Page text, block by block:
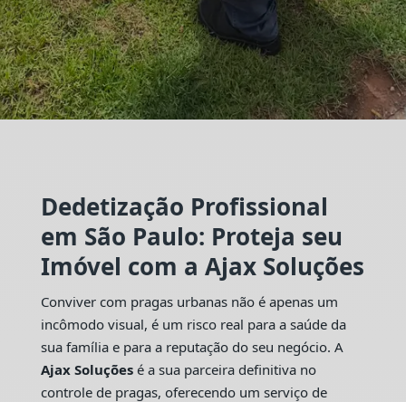
Dedetização Profissional
em São Paulo: Proteja seu
Imóvel com a Ajax Soluções
Conviver com pragas urbanas não é apenas um
incômodo visual, é um risco real para a saúde da
sua família e para a reputação do seu negócio. A
Ajax Soluçõesé a sua parceira definitiva no
controle de pragas, oferecendo um serviço de